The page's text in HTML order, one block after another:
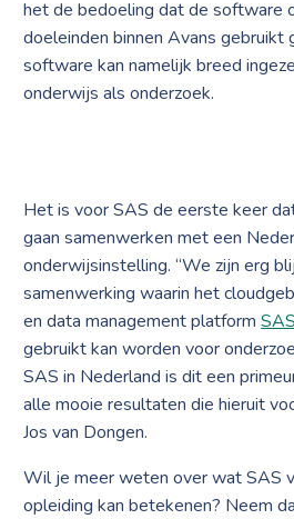
het de bedoeling dat de software
doeleinden binnen Avans gebruikt
software kan namelijk breed
onderwijs als onderzoek.
Het is voor SAS de eerste keer
gaan samenwerken met een
onderwijsinstelling. “We zijn erg
samenwerking waarin het
en data management platform
gebruikt kan worden voor
SAS in Nederland is dit een
alle mooie resultaten die hieruit
Jos van Dongen.
Wil je meer weten over wat SAS
opleiding kan betekenen? Neem